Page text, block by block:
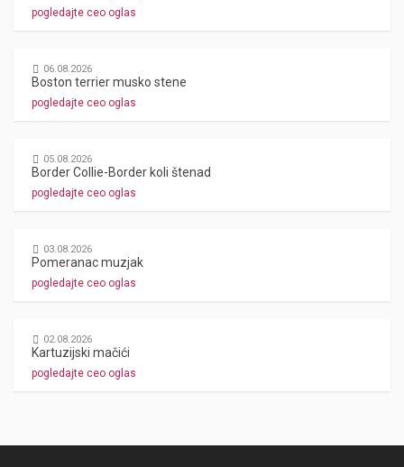
pogledajte ceo oglas
06.08.2026
Boston terrier musko stene
pogledajte ceo oglas
05.08.2026
Border Collie-Border koli štenad
pogledajte ceo oglas
03.08.2026
Pomeranac muzjak
pogledajte ceo oglas
02.08.2026
Kartuzijski mačići
pogledajte ceo oglas